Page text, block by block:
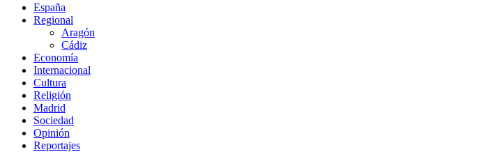
España
Regional
Aragón
Cádiz
Economía
Internacional
Cultura
Religión
Madrid
Sociedad
Opinión
Reportajes